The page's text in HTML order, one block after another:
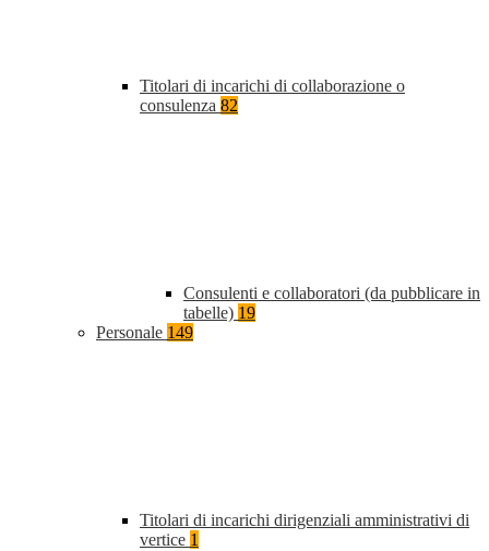
Titolari di incarichi di collaborazione o
consulenza 82
Consulenti e collaboratori (da pubblicare in
tabelle) 19
Personale 149
Titolari di incarichi dirigenziali amministrativi di
vertice 1